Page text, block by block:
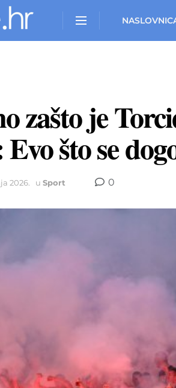
zašto je
što se
2026. u Sport 0